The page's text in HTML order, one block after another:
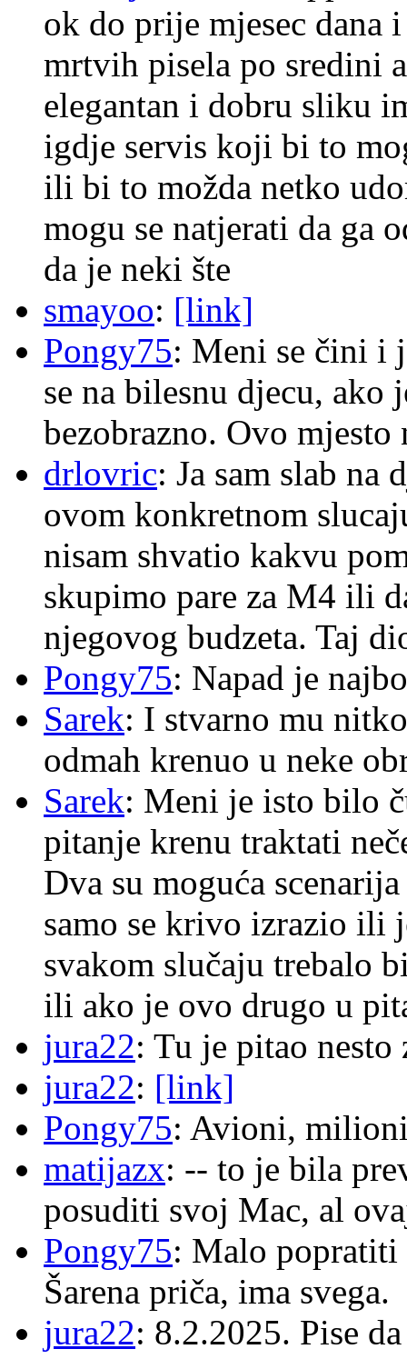
ok do prije mjesec dana
mrtvih pisela po sredini
elegantan i dobru sliku
igdje servis koji bi to
ili bi to možda netko
mogu se natjerati da ga
da je neki šte
smayoo: [link]
Pongy75: Meni se čini i
se na bilesnu djecu, ako
bezobrazno. Ovo
drlovric: Ja sam slab na
ovom konkretnom
nisam shvatio kakvu
skupimo pare za M4 ili
njegovog budzeta. Taj
Pongy75: Napad je
Sarek: I stvarno mu
odmah krenuo u neke
Sarek: Meni je isto bilo
pitanje krenu traktati
Dva su moguća
samo se krivo izrazio ili
svakom slučaju trebalo
ili ako je ovo drugo u
jura22: Tu je pitao
jura22: [link]
Pongy75: Avioni,
matijazx: -- to je bila
posuditi svoj Mac, al
Pongy75: Malo popratiti
Šarena priča, ima svega.
jura22: 8.2.2025. Pise